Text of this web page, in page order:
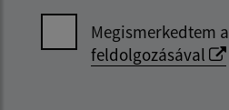
Megismerkedtem a
feldolgozásával